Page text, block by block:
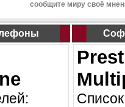
сообщите миру своё